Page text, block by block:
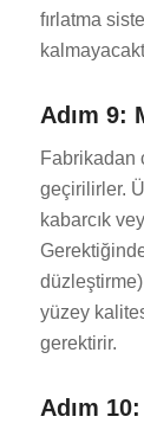
fırlatma
Adım 9:
Fabrikadan
geçirilirler.
kabarcık
düzleştirme)
yüzey
gerektirir.
Adım